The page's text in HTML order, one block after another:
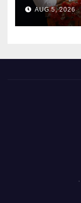
तारीख
AUG 5, 2026